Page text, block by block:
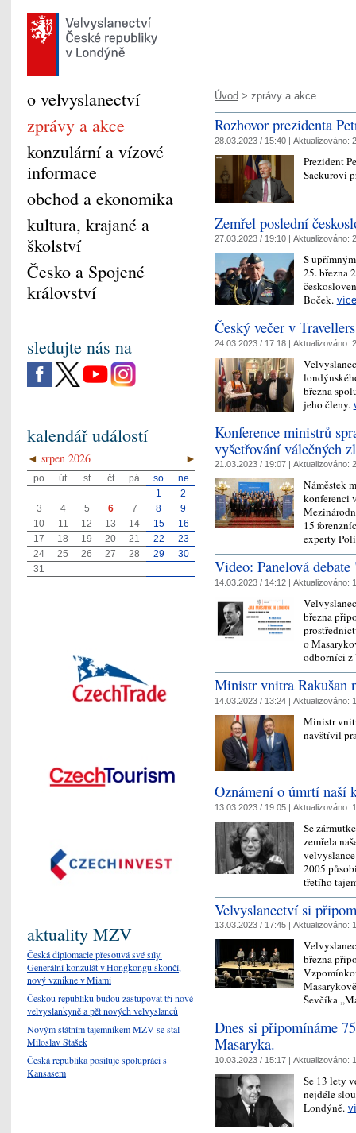
Úvod > zprávy a akce
Rozhovor prezidenta
28.03.2023 / 15:40 | Aktualizováno:
Prezident
Sackurovi
Zemřel poslední
27.03.2023 / 19:10 | Aktualizováno:
S
25. března
Boček. více
Český večer v
24.03.2023 / 17:18 | Aktualizováno:
března
jeho členy.
Konference ministrů
vyšetřování válečných
21.03.2023 / 19:07 | Aktualizováno:
Náměstek
konferenci
15
experty
Video: Panelová
14.03.2023 / 14:12 | Aktualizováno:
března
o
odborníci
Ministr vnitra Rakušan
14.03.2023 / 13:24 | Aktualizováno:
Ministr
navštívil
Oznámení o úmrtí naší
13.03.2023 / 19:05 | Aktualizováno:
Se
zemřela
2005
třetího
Velvyslanectví si
13.03.2023 / 17:45 | Aktualizováno:
března
Ševčíka
Dnes si připomínáme
Masaryka.
10.03.2023 / 15:17 | Aktualizováno:
Se 13 lety
nejdéle
Londýně.
o velvyslanectví
zprávy a akce
konzulární a vízové
informace
obchod a ekonomika
kultura, krajané a
školství
Česko a Spojené
království
sledujte nás na
kalendář událostí
◄ ►
srpen 2026
po út st čt pá so
ne
1
2
3
4 5 6 7 8
9
10
11 12 13 14 15
16
17
18 19 20 21 22
23
24
25 26 27 28 29
30
31
aktuality MZV
Česká diplomacie přesouvá své síly.
Generální konzulát v Hongkongu skončí,
nový vznikne v Miami
Českou republiku budou zastupovat tři nové
velvyslankyně a pět nových velvyslanců
Novým státním tajemníkem MZV se stal
Miloslav Stašek
Česká republika posiluje spolupráci s
Kansasem